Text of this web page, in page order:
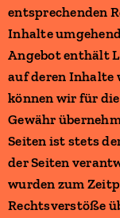
entsprechenden
Inhalte
Angebot enthält
auf deren Inhalte
können wir für
Gewähr
Seiten ist stets
der Seiten
wurden zum
Rechtsverstöße